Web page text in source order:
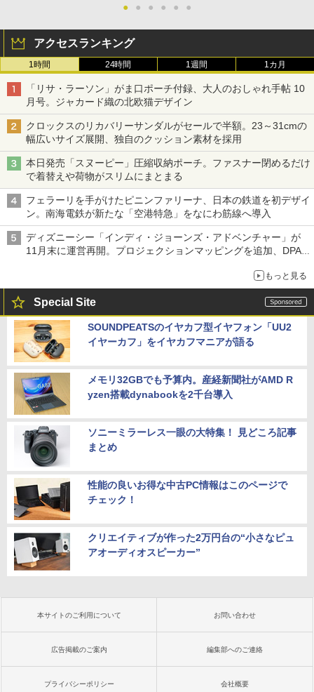
● ● ● ● ● ●
アクセスランキング
1時間 24時間 1週間 1カ月
「リサ・ラーソン」がま口ポーチ付録、大人のおしゃれ手帖 10
月号。ジャカード織の北欧猫デザイン
クロックスのリカバリーサンダルがセールで半額。23～31cmの
幅広いサイズ展開、独自のクッション素材を採用
本日発売「スヌーピー」圧縮収納ポーチ。ファスナー閉めるだけ
で着替えや荷物がスリムにまとまる
フェラーリを手がけたピニンファリーナ、日本の鉄道を初デザイ
ン。南海電鉄が新たな「空港特急」をなにわ筋線へ導入
ディズニーシー「インディ・ジョーンズ・アドベンチャー」が
11月末に運営再開。プロジェクションマッピングを追加、DPA
もっと見る
Special Site
SOUNDPEATSのイヤカフ型イヤフォン「UU2
イヤーカフ」をイヤカフマニアが語る
メモリ32GBでも予算内。産経新聞社がAMD R
yzen搭載dynabookを2千台導入
ソニーミラーレス一眼の大特集！ 見どころ記事
まとめ
性能の良いお得な中古PC情報はこのページで
チェック！
クリエイティブが作った2万円台の“小さなピュ
アオーディオスピーカー”
本サイトのご利用について お問い合わせ
広告掲載のご案内 編集部へのご連絡
プライバシーポリシー 会社概要